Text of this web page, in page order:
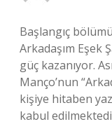
Başlangıç
Arkadaşım Eşek
güç kazanıyor.
Manço’nun
kişiye hitaben
kabul